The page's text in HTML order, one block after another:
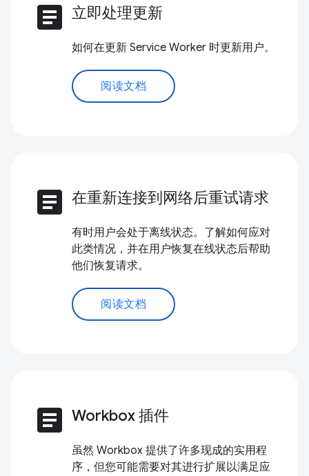
article 立即处理更新
如何在更新 Service Worker 时更新用户。
阅读文档
article 在重新连接到网络后重试请求
有时用户会处于离线状态。了解如何应对
此类情况，并在用户恢复在线状态后帮助
他们恢复请求。
阅读文档
article Workbox 插件
虽然 Workbox 提供了许多现成的实用程
序，但您可能需要对其进行扩展以满足应